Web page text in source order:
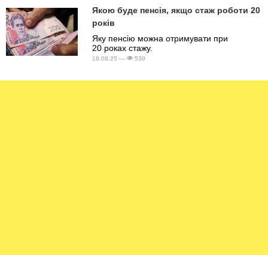
Якою буде пенсія, якщо стаж роботи 20
років
Яку пенсію можна отримувати при
20 роках стажу.
18.08.25 — 539